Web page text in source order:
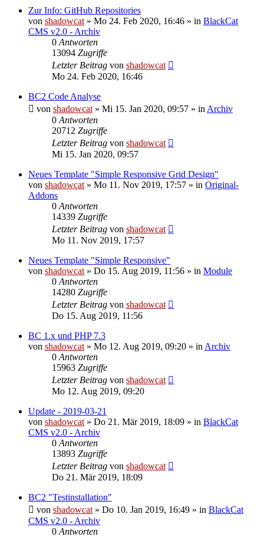
Zur Info: GitHub Repositories
von shadowcat » Mo 24. Feb 2020, 16:46 » in BlackCat
CMS v2.0 - Archiv
0 Antworten
13094 Zugriffe
Letzter Beitrag von shadowcat
Mo 24. Feb 2020, 16:46
BC2 Code Analyse
von shadowcat » Mi 15. Jan 2020, 09:57 » in Archiv
0 Antworten
20712 Zugriffe
Letzter Beitrag von shadowcat
Mi 15. Jan 2020, 09:57
Neues Template "Simple Responsive Grid Design"
von shadowcat » Mo 11. Nov 2019, 17:57 » in Original-
Addons
0 Antworten
14339 Zugriffe
Letzter Beitrag von shadowcat
Mo 11. Nov 2019, 17:57
Neues Template "Simple Responsive"
von shadowcat » Do 15. Aug 2019, 11:56 » in Module
0 Antworten
14280 Zugriffe
Letzter Beitrag von shadowcat
Do 15. Aug 2019, 11:56
BC 1.x und PHP 7.3
von shadowcat » Mo 12. Aug 2019, 09:20 » in Archiv
0 Antworten
15963 Zugriffe
Letzter Beitrag von shadowcat
Mo 12. Aug 2019, 09:20
Update - 2019-03-21
von shadowcat » Do 21. Mär 2019, 18:09 » in BlackCat
CMS v2.0 - Archiv
0 Antworten
13893 Zugriffe
Letzter Beitrag von shadowcat
Do 21. Mär 2019, 18:09
BC2 "Testinstallation"
von shadowcat » Do 10. Jan 2019, 16:49 » in BlackCat
CMS v2.0 - Archiv
0 Antworten